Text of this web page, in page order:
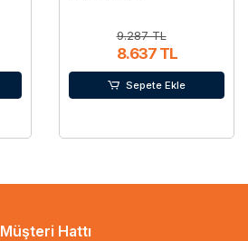
9.287 TL
8.637 TL
Sepete Ekle
Müşteri Hattı